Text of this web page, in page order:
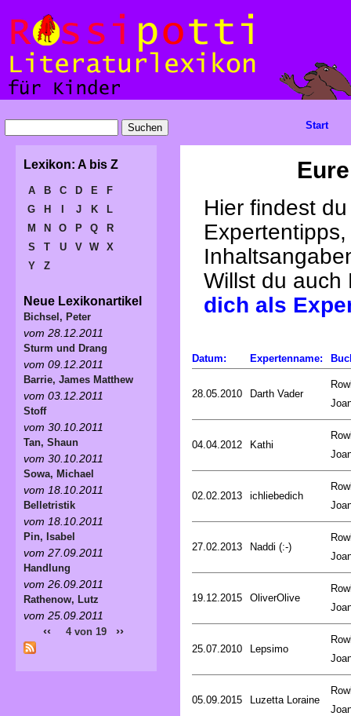
Hier findest
Willst du
dich als
Datum: Expertenname:
28.05.2010 Darth Vader
04.04.2012 Kathi
02.02.2013 ichliebedich
27.02.2013 Naddi (:-)
19.12.2015 OliverOlive
25.07.2010 Lepsimo
05.09.2015 Luzetta Loraine
Start
Lexikon: A bis Z
A B C D E
F
G
H J K
L
M
N O P Q
R
S
T U V W
X
Y
Z
Neue Lexikonartikel
Bichsel, Peter
vom 28.12.2011
Sturm und Drang
vom 09.12.2011
Barrie, James Matthew
vom 03.12.2011
Stoff
vom 30.10.2011
Tan, Shaun
vom 30.10.2011
Sowa, Michael
vom 18.10.2011
Belletristik
vom 18.10.2011
Pin, Isabel
vom 27.09.2011
Handlung
vom 26.09.2011
Rathenow, Lutz
vom 25.09.2011
‹‹ 4 von 19 ››